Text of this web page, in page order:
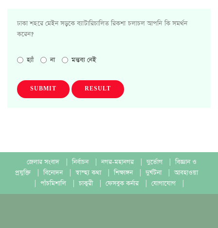
ঢাকা শহরে মেইন সড়কে ব্যাটারিচালিত রিকশা চলাচল আপনি কি সমর্থন
করেন?
হ্যাঁ না মন্তব্য নেই
SUBMIT RESULT
জেলার সংবাদ নির্বাচন নগর-মহানগর দুর্ভোগ
বিজ্ঞান ও
প্রযুক্তি
বিনোদন স্বাস্হ্য কথা শিক্ষাঙ্গন দুর্ঘটনা
আবহাওয়া
পাঁচমিশালি চাকুরী ফেসবুক কর্নার যোগাযোগ